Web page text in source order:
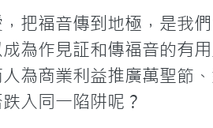
把福音傳到地極，是我
為作見証和傳福音的有
為商業利益推廣萬聖節
入同一陷阱呢？